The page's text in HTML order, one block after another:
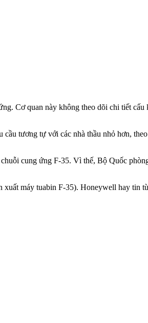
Cơ quan này không theo dõi chi tiết cấu
tương tự với các nhà thầu nhỏ hơn,
cung ứng F-35. Vì thế, Bộ Quốc
máy tuabin F-35). Honeywell hay tin